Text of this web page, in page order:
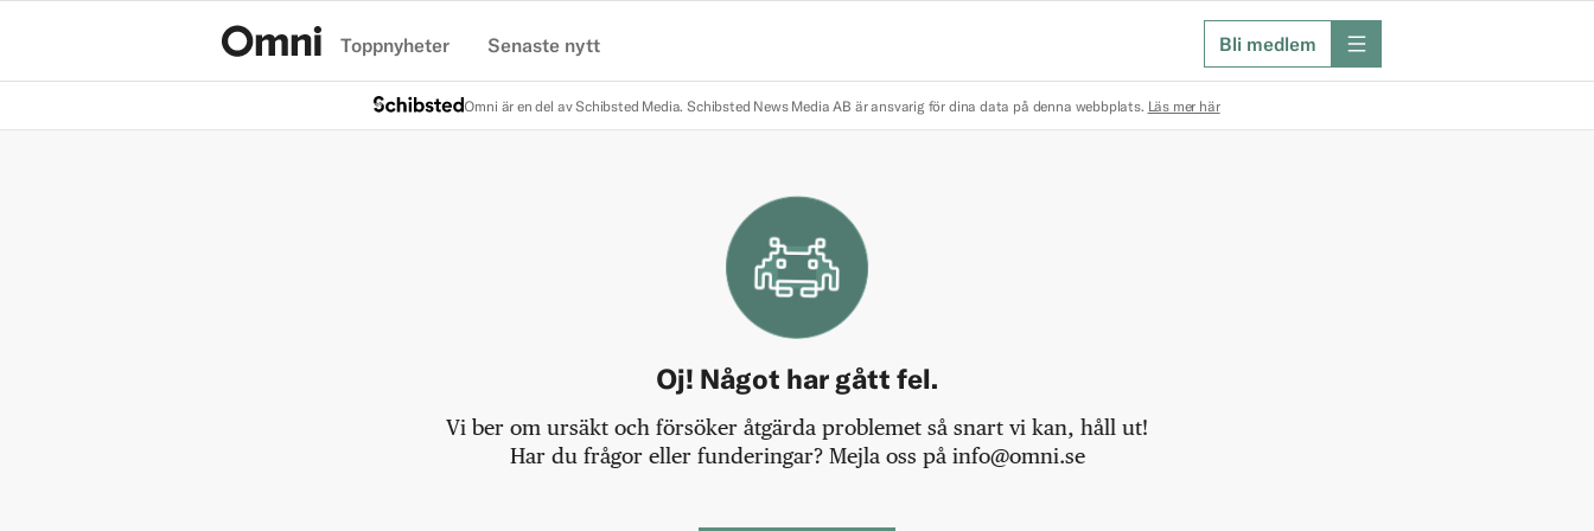
Toppnyheter Senaste nytt Bli medlem meny
Omni är en del av Schibsted Media. Schibsted News Media AB är ansvarig för dina data på denna webbplats. Läs mer här
Oj! Något har gått fel.
Vi ber om ursäkt och försöker åtgärda problemet så snart vi kan, håll ut!
Har du frågor eller funderingar? Mejla oss på info@omni.se